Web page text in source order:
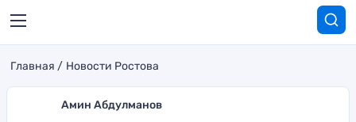
Главная Новости Ростова
Амин Абдулманов